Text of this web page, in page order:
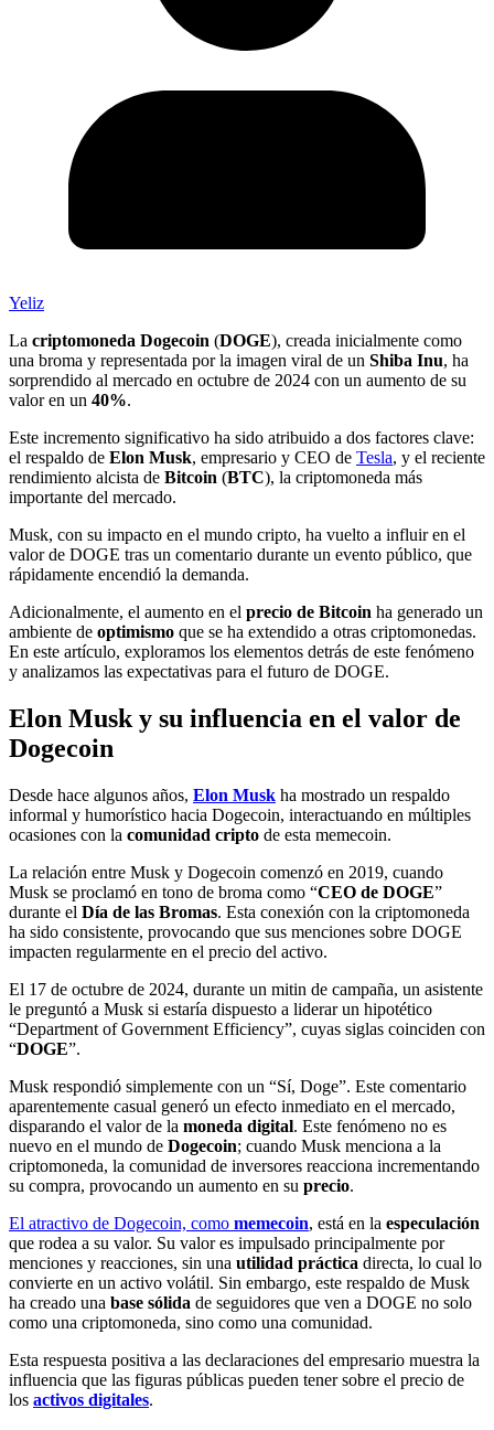
Yeliz
La criptomoneda Dogecoin (DOGE), creada inicialmente como
una broma y representada por la imagen viral de un Shiba Inu, ha
sorprendido al mercado en octubre de 2024 con un aumento de su
valor en un 40%.
Este incremento significativo ha sido atribuido a dos factores clave:
el respaldo de Elon Musk, empresario y CEO de Tesla, y el reciente
rendimiento alcista de Bitcoin (BTC), la criptomoneda más
importante del mercado.
Musk, con su impacto en el mundo cripto, ha vuelto a influir en el
valor de DOGE tras un comentario durante un evento público, que
rápidamente encendió la demanda.
Adicionalmente, el aumento en el precio de Bitcoin ha generado un
ambiente de optimismo que se ha extendido a otras criptomonedas.
En este artículo, exploramos los elementos detrás de este fenómeno
y analizamos las expectativas para el futuro de DOGE.
Elon Musk y su influencia en el valor de
Dogecoin
Desde hace algunos años, Elon Musk ha mostrado un respaldo
informal y humorístico hacia Dogecoin, interactuando en múltiples
ocasiones con la comunidad cripto de esta memecoin.
La relación entre Musk y Dogecoin comenzó en 2019, cuando
Musk se proclamó en tono de broma como “CEO de DOGE”
durante el Día de las Bromas. Esta conexión con la criptomoneda
ha sido consistente, provocando que sus menciones sobre DOGE
impacten regularmente en el precio del activo.
El 17 de octubre de 2024, durante un mitin de campaña, un asistente
le preguntó a Musk si estaría dispuesto a liderar un hipotético
“Department of Government Efficiency”, cuyas siglas coinciden con
“DOGE”.
Musk respondió simplemente con un “Sí, Doge”. Este comentario
aparentemente casual generó un efecto inmediato en el mercado,
disparando el valor de la moneda digital. Este fenómeno no es
nuevo en el mundo de Dogecoin; cuando Musk menciona a la
criptomoneda, la comunidad de inversores reacciona incrementando
su compra, provocando un aumento en su precio.
El atractivo de Dogecoin, como memecoin, está en la especulación
que rodea a su valor. Su valor es impulsado principalmente por
menciones y reacciones, sin una utilidad práctica directa, lo cual lo
convierte en un activo volátil. Sin embargo, este respaldo de Musk
ha creado una base sólida de seguidores que ven a DOGE no solo
como una criptomoneda, sino como una comunidad.
Esta respuesta positiva a las declaraciones del empresario muestra la
influencia que las figuras públicas pueden tener sobre el precio de
los activos digitales.